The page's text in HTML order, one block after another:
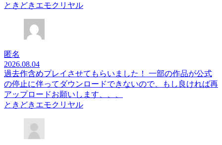
ときどきエモクリヤル
匿名
2026.08.04
過去作含めプレイさせてもらいました！ 一部の作品が公式
の停止に伴ってダウンロードできないので、もし良ければ再
アップロードお願いします、、、
ときどきエモクリヤル